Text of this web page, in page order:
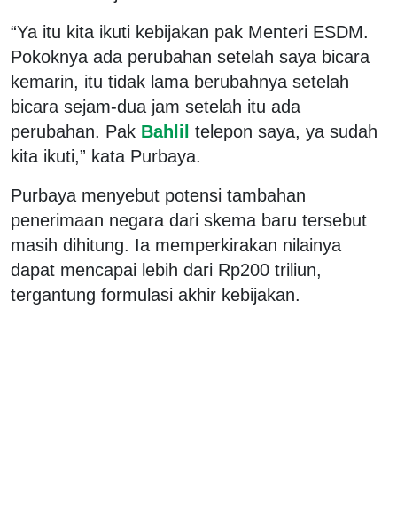
“Ya itu kita ikuti kebijakan pak Menteri ESDM.
Pokoknya ada perubahan setelah saya bicara
kemarin, itu tidak lama berubahnya setelah
bicara sejam-dua jam setelah itu ada
perubahan. Pak Bahlil telepon saya, ya sudah
kita ikuti,” kata Purbaya.
Purbaya menyebut potensi tambahan
penerimaan negara dari skema baru tersebut
masih dihitung. Ia memperkirakan nilainya
dapat mencapai lebih dari Rp200 triliun,
tergantung formulasi akhir kebijakan.